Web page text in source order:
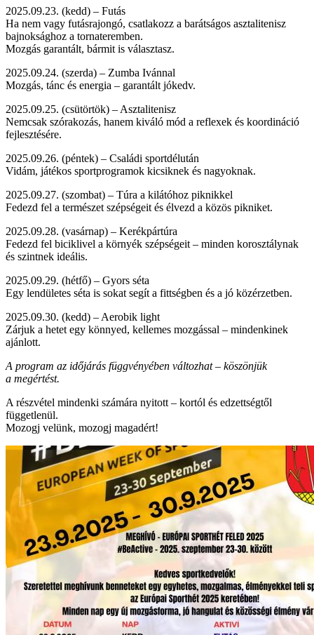
2025.09.23. (kedd) – Futás
Ha nem vagy futásrajongó, csatlakozz a barátságos asztalitenisz
bajnoksághoz a tornateremben.
Mozgás garantált, bármit is választasz.
2025.09.24. (szerda) – Zumba Ivánnal
Mozgás, tánc és energia – garantált jókedv.
2025.09.25. (csütörtök) – Asztalitenisz
Nemcsak szórakozás, hanem kiváló mód a reflexek és koordináció
fejlesztésére.
2025.09.26. (péntek) – Családi sportdélután
Vidám, játékos sportprogramok kicsiknek és nagyoknak.
2025.09.27. (szombat) – Túra a kilátóhoz piknikkel
Fedezd fel a természet szépségeit és élvezd a közös pikniket.
2025.09.28. (vasárnap) – Kerékpártúra
Fedezd fel biciklivel a környék szépségeit – minden korosztálynak
és szintnek ideális.
2025.09.29. (hétfő) – Gyors séta
Egy lendületes séta is sokat segít a fittségben és a jó közérzetben.
2025.09.30. (kedd) – Aerobik light
Zárjuk a hetet egy könnyed, kellemes mozgással – mindenkinek
ajánlott.
A program az időjárás függvényében változhat – köszönjük
a megértést.
A részvétel mindenki számára nyitott – kortól és edzettségtől
függetlenül.
Mozogj velünk, mozogj magadért!